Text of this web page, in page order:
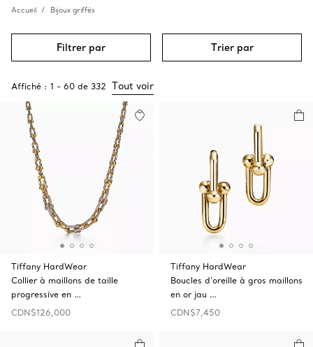
Accueil Bijoux griffés
Filtrer par Trier par
Affiché : 1 - 60 de 332 Tout voir
Tiffany HardWear
Collier à maillons de taille
progressive en …
CDN$126,000
Tiffany HardWear
Boucles d’oreille à gros maillons
en or jau …
CDN$7,450